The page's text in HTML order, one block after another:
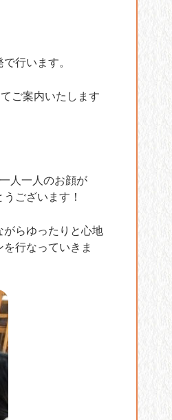
行います。
ご案内いたします
人一人のお顔が
ございます！
がらゆったりと心地
行なっていきま